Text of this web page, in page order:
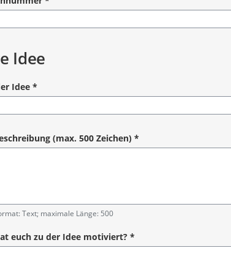
Idee
Idee*
(max. 500 Zeichen)*
Text; maximale Länge: 500
euch zu der Idee motiviert?*